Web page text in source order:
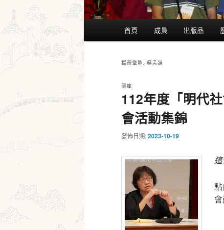
首頁 成員 出版品
標籤彙整: 吳孟謙
112年度「明代
會活動集錦
圖庫
發佈日期:2023-10-19